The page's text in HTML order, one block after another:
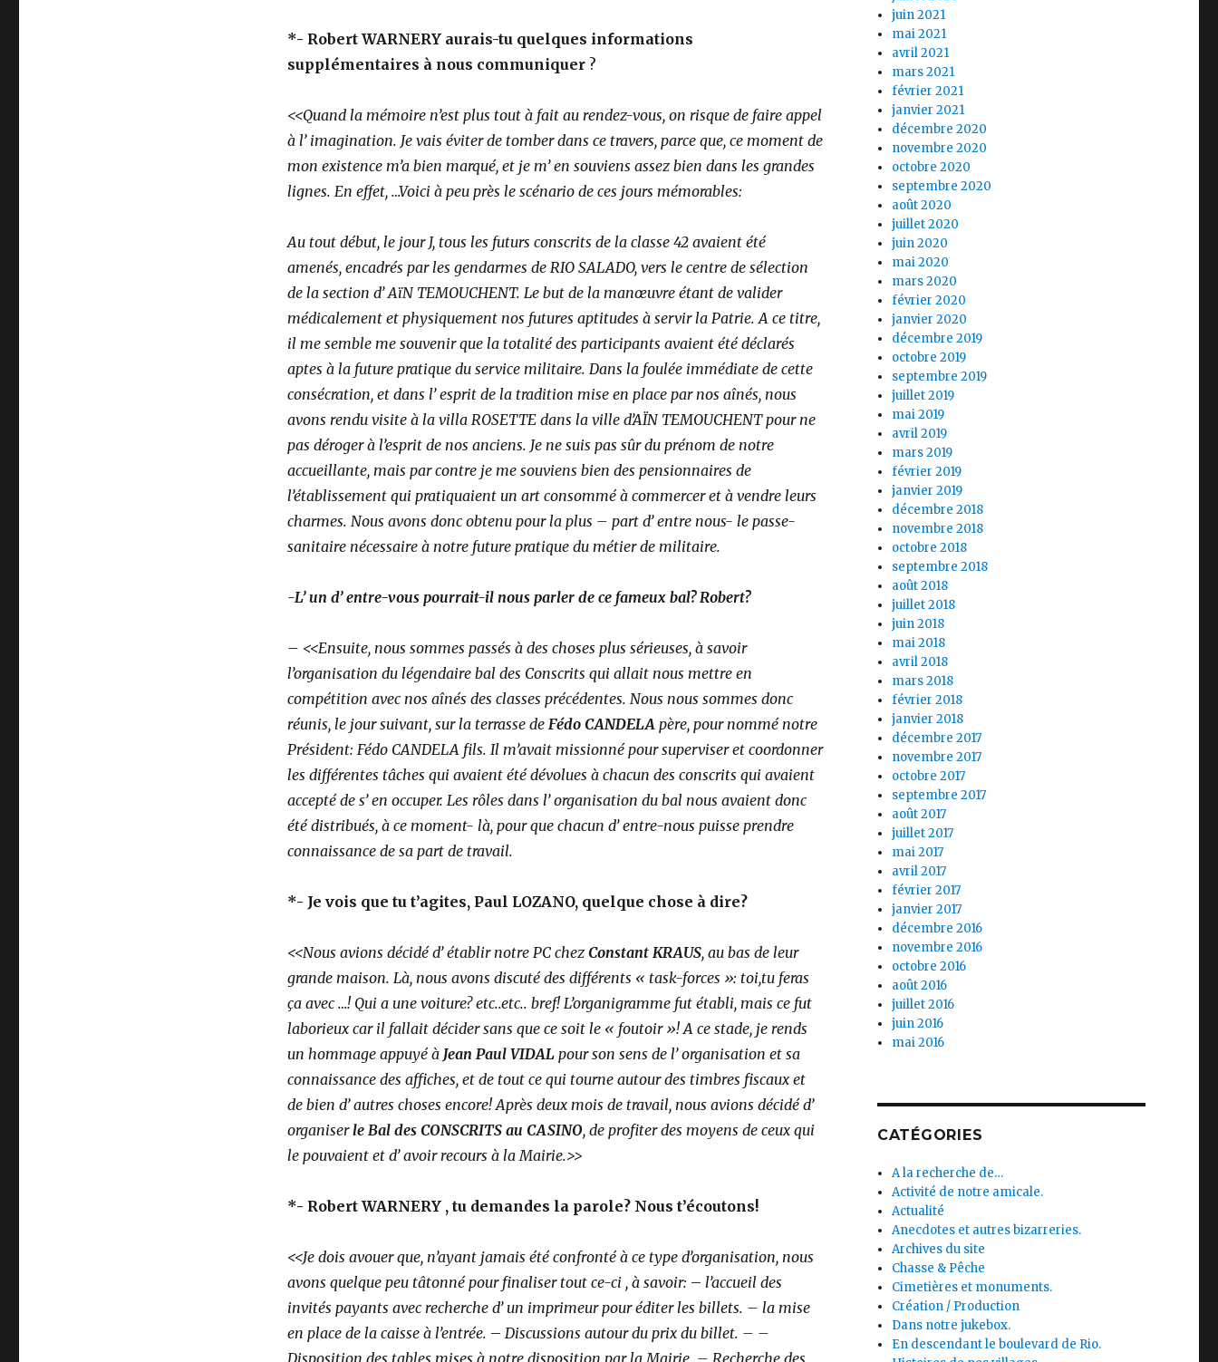
*- Robert WARNERY aurais-tu quelques informations
supplémentaires à nous communiquer?
<<Quand la mémoire n’est plus tout à fait au rendez-vous, on risque de faire appel
à l’ imagination. Je vais éviter de tomber dans ce travers, parce que, ce moment de
mon existence m’a bien marqué, et je m’ en souviens assez bien dans les grandes
lignes. En effet, …Voici à peu près le scénario de ces jours mémorables:
Au tout début, le jour J, tous les futurs conscrits de la classe 42 avaient été
amenés, encadrés par les gendarmes de RIO SALADO, vers le centre de sélection
de la section d’ AïN TEMOUCHENT. Le but de la manœuvre étant de valider
médicalement et physiquement nos futures aptitudes à servir la Patrie. A ce titre,
il me semble me souvenir que la totalité des participants avaient été déclarés
aptes à la future pratique du service militaire. Dans la foulée immédiate de cette
consécration, et dans l’ esprit de la tradition mise en place par nos aînés, nous
avons rendu visite à la villa ROSETTE dans la ville d’AÏN TEMOUCHENT pour ne
pas déroger à l’esprit de nos anciens. Je ne suis pas sûr du prénom de notre
accueillante, mais par contre je me souviens bien des pensionnaires de
l’établissement qui pratiquaient un art consommé à commercer et à vendre leurs
charmes. Nous avons donc obtenu pour la plus – part d’ entre nous- le passe-
sanitaire nécessaire à notre future pratique du métier de militaire.
-L’ un d’ entre-vous pourrait-il nous parler de ce fameux bal? Robert?
– <<Ensuite, nous sommes passés à des choses plus sérieuses, à savoir
l’organisation du légendaire bal des Conscrits qui allait nous mettre en
compétition avec nos aînés des classes précédentes. Nous nous sommes donc
réunis, le jour suivant, sur la terrasse de Fédo CANDELA père, pour nommé notre
Président: Fédo CANDELA fils. Il m’avait missionné pour superviser et coordonner
les différentes tâches qui avaient été dévolues à chacun des conscrits qui avaient
accepté de s’ en occuper. Les rôles dans l’ organisation du bal nous avaient donc
été distribués, à ce moment- là, pour que chacun d’ entre-nous puisse prendre
connaissance de sa part de travail.
*- Je vois que tu t’agites, Paul LOZANO, quelque chose à dire?
<<Nous avions décidé d’ établir notre PC chez Constant KRAUS, au bas de leur
grande maison. Là, nous avons discuté des différents « task-forces »: toi,tu feras
ça avec …! Qui a une voiture? etc..etc.. bref! L’organigramme fut établi, mais ce fut
laborieux car il fallait décider sans que ce soit le « foutoir »! A ce stade, je rends
un hommage appuyé àJean Paul VIDALpour son sens de l’ organisation et sa
connaissance des affiches, et de tout ce qui tourne autour des timbres fiscaux et
de bien d’ autres choses encore! Après deux mois de travail, nous avions décidé d’
organiserle Bal des CONSCRITS au CASINO, de profiter des moyens de ceux qui
le pouvaient et d’ avoir recours à la Mairie.>>
*- Robert WARNERY , tu demandes la parole? Nous t’écoutons!
<<Je dois avouer que, n’ayant jamais été confronté à ce type d’organisation, nous
avons quelque peu tâtonné pour finaliser tout ce-ci , à savoir: – l’accueil des
invités payants avec recherche d’ un imprimeur pour éditer les billets. – la mise
en place de la caisse à l’entrée. – Discussions autour du prix du billet. – –
Disposition des tables mises à notre disposition par la Mairie. – Recherche des
juin 2021
mai 2021
avril 2021
mars 2021
février 2021
janvier 2021
décembre 2020
novembre 2020
octobre 2020
septembre 2020
août 2020
juillet 2020
juin 2020
mai 2020
mars 2020
février 2020
janvier 2020
décembre 2019
octobre 2019
septembre 2019
juillet 2019
mai 2019
avril 2019
mars 2019
février 2019
janvier 2019
décembre 2018
novembre 2018
octobre 2018
septembre 2018
août 2018
juillet 2018
juin 2018
mai 2018
avril 2018
mars 2018
février 2018
janvier 2018
décembre 2017
novembre 2017
octobre 2017
septembre 2017
août 2017
juillet 2017
mai 2017
avril 2017
février 2017
janvier 2017
décembre 2016
novembre 2016
octobre 2016
août 2016
juillet 2016
juin 2016
mai 2016
CATÉGORIES
A la recherche de…
Activité de notre amicale.
Actualité
Anecdotes et autres bizarreries.
Archives du site
Chasse & Pêche
Cimetières et monuments.
Création / Production
Dans notre jukebox.
En descendant le boulevard de Rio.